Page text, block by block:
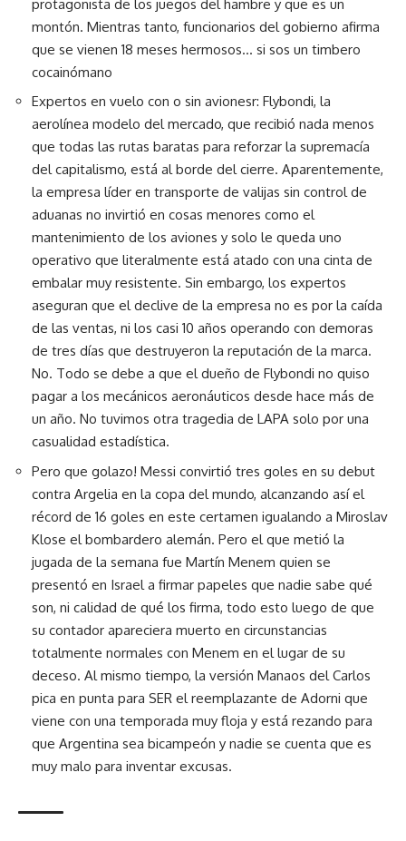
protagonista de los juegos del hambre y que es un
montón. Mientras tanto, funcionarios del gobierno afirma
que se vienen 18 meses hermosos… si sos un timbero
cocainómano
Expertos en vuelo con o sin avionesr: Flybondi, la
aerolínea modelo del mercado, que recibió nada menos
que todas las rutas baratas para reforzar la supremacía
del capitalismo, está al borde del cierre. Aparentemente,
la empresa líder en transporte de valijas sin control de
aduanas no invirtió en cosas menores como el
mantenimiento de los aviones y solo le queda uno
operativo que literalmente está atado con una cinta de
embalar muy resistente. Sin embargo, los expertos
aseguran que el declive de la empresa no es por la caída
de las ventas, ni los casi 10 años operando con demoras
de tres días que destruyeron la reputación de la marca.
No. Todo se debe a que el dueño de Flybondi no quiso
pagar a los mecánicos aeronáuticos desde hace más de
un año. No tuvimos otra tragedia de LAPA solo por una
casualidad estadística.
Pero que golazo! Messi convirtió tres goles en su debut
contra Argelia en la copa del mundo, alcanzando así el
récord de 16 goles en este certamen igualando a Miroslav
Klose el bombardero alemán. Pero el que metió la
jugada de la semana fue Martín Menem quien se
presentó en Israel a firmar papeles que nadie sabe qué
son, ni calidad de qué los firma, todo esto luego de que
su contador apareciera muerto en circunstancias
totalmente normales con Menem en el lugar de su
deceso. Al mismo tiempo, la versión Manaos del Carlos
pica en punta para SER el reemplazante de Adorni que
viene con una temporada muy floja y está rezando para
que Argentina sea bicampeón y nadie se cuenta que es
muy malo para inventar excusas.